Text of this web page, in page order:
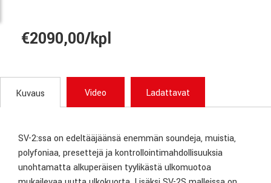
€2090,00/kpl
Kuvaus Video Ladattavat
SV-2:ssa on edeltääjäänsä enemmän soundeja, muistia,
polyfoniaa, presettejä ja kontrollointimahdollisuuksia
unohtamatta alkuperäisen tyylikästä ulkomuotoa